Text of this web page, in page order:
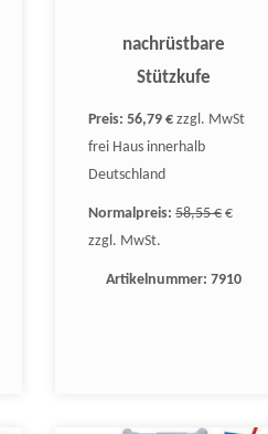
nachrüstbare
Stützkufe
Preis: 56,79 € zzgl. MwSt
frei Haus innerhalb
Deutschland
Normalpreis: 58,55 € €
zzgl. MwSt.
Artikelnummer: 7910